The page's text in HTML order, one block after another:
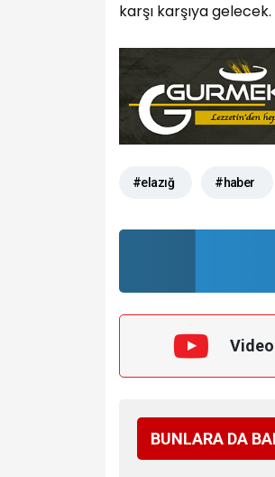
karşı karşıya gelecek.
#elazığ #haber
BUNLARA DA